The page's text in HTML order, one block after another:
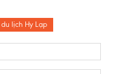
lịch Hy Lạp